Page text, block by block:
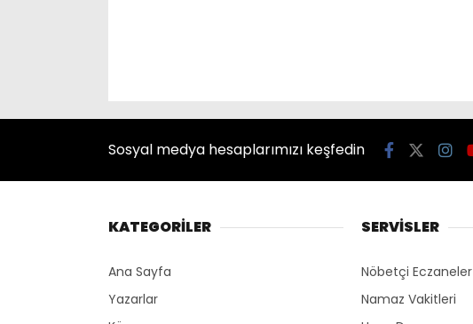
Sosyal medya hesaplarımızı keşfedin
KATEGORİLER
Ana Sayfa
Yazarlar
SERVİSLER
Nöbetçi Eczaneler
Namaz Vakitleri